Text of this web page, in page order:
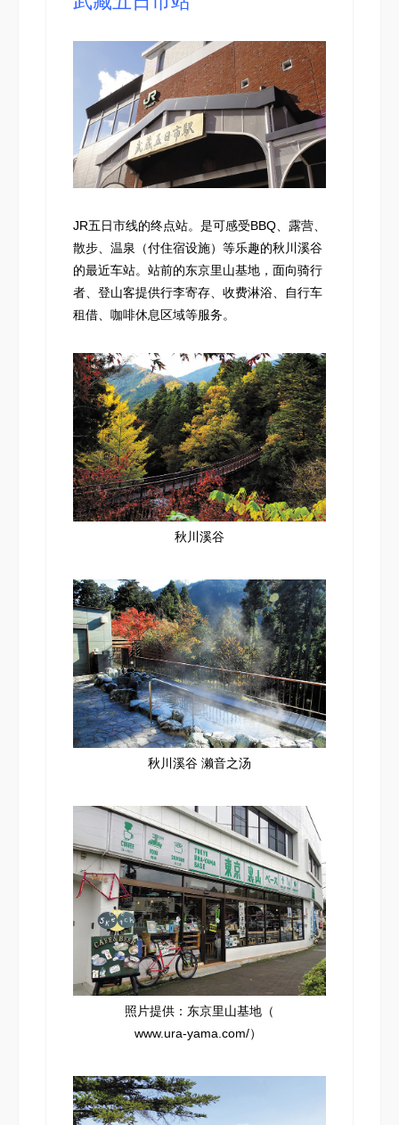
JR五日市线的终点站。是可感受BBQ、露营、
散步、温泉（付住宿设施）等乐趣的秋川溪谷
的最近车站。站前的东京里山基地，面向骑行
者、登山客提供行李寄存、收费淋浴、自行车
租借、咖啡休息区域等服务。
秋川溪谷
秋川溪谷 濑音之汤
照片提供：东京里山基地（
www.ura-yama.com/）